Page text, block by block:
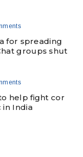
for spreading
groups shut
help fight cor
in India